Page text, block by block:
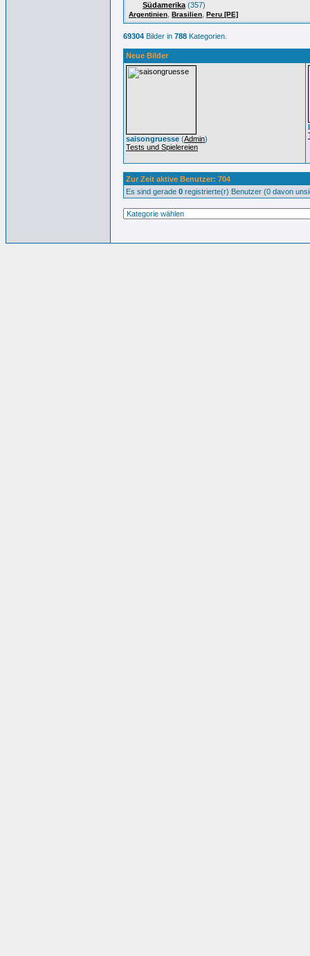
Südamerika (357)
Argentinien Brasilien Peru [PE]
69304 Bilder in 788 Kategorien.
Neue Bilder
saisongruesse (Admin)
Tests und Spielereien
Zur Zeit aktive Benutzer: 704
Es sind gerade 0 registrierte(r) Benutzer (0 davon